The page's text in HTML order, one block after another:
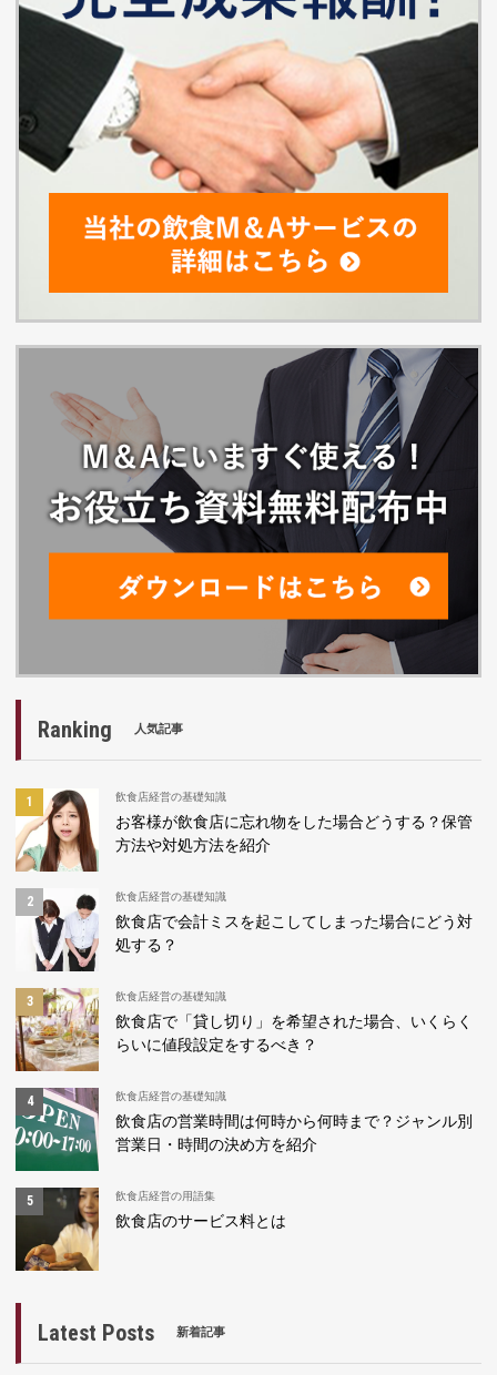
Ranking 人気記事
飲食店経営の基礎知識
お客様が飲食店に忘れ物をした場合どうする？保管
方法や対処方法を紹介
飲食店経営の基礎知識
飲食店で会計ミスを起こしてしまった場合にどう対
処する？
飲食店経営の基礎知識
飲食店で「貸し切り」を希望された場合、いくらく
らいに値段設定をするべき？
飲食店経営の基礎知識
飲食店の営業時間は何時から何時まで？ジャンル別
営業日・時間の決め方を紹介
飲食店経営の用語集
飲食店のサービス料とは
Latest Posts 新着記事